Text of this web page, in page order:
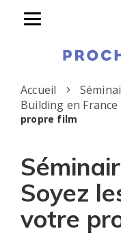
Toggle
Accueil
Building en France
propre film
Soyez
votre